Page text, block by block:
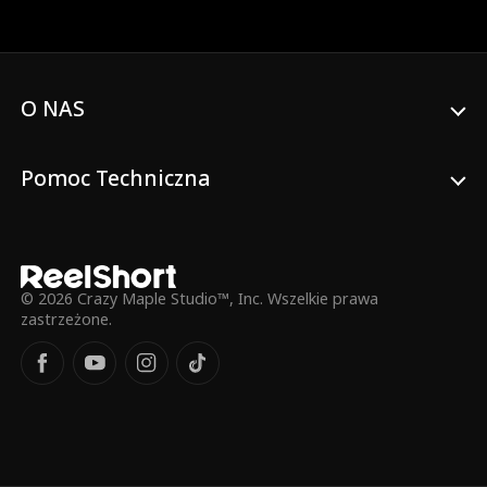
niego tylko zwiększa jego stres. Kiedy starania
zraniona Claire postanawia rozpocząć podróż
O NAS
Pomoc Techniczna
© 2026 Crazy Maple Studio™, Inc. Wszelkie prawa
zastrzeżone.